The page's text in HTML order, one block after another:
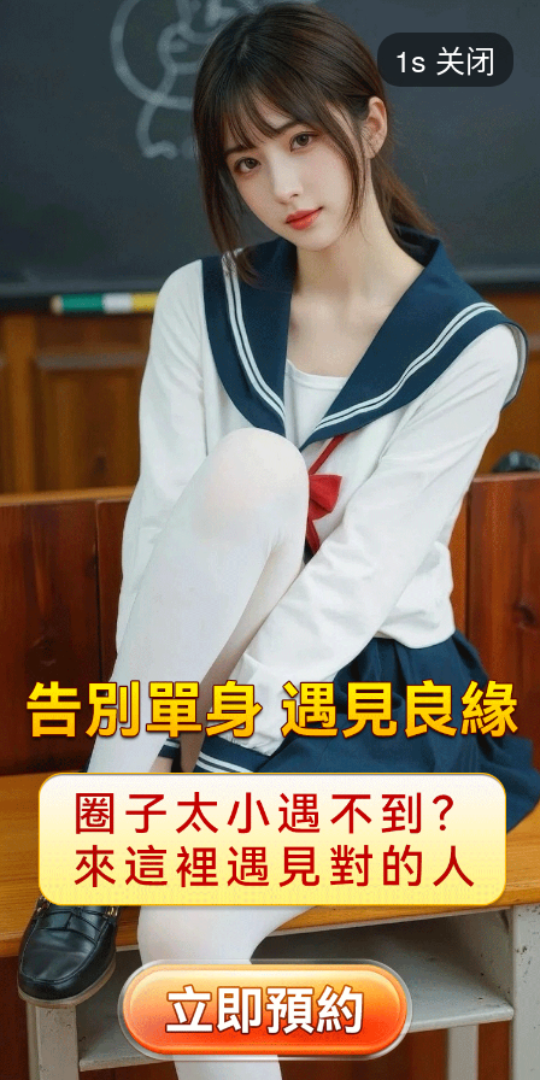
短剧
最热 添加 评分
都市 甜宠 逆袭 玄幻
2025 2024 2023 2022
全部 大陆 香港 台湾 美国 韩国 日本
1s 关闭